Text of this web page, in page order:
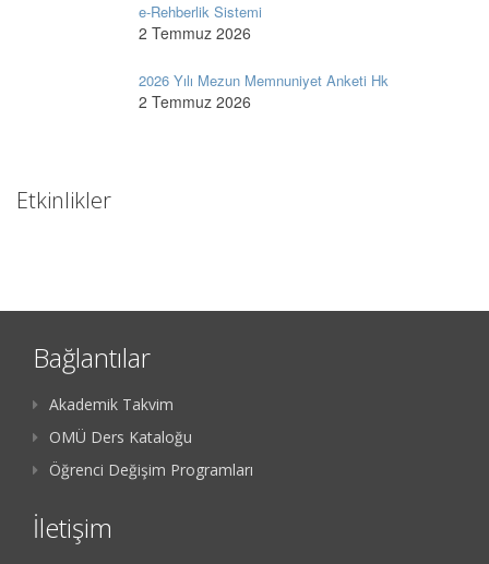
e-Rehberlik Sistemi
2 Temmuz 2026
2026 Yılı Mezun Memnuniyet Anketi Hk
2 Temmuz 2026
Etkinlikler
Bağlantılar
Akademik Takvim
OMÜ Ders Kataloğu
Öğrenci Değişim Programları
İletişim